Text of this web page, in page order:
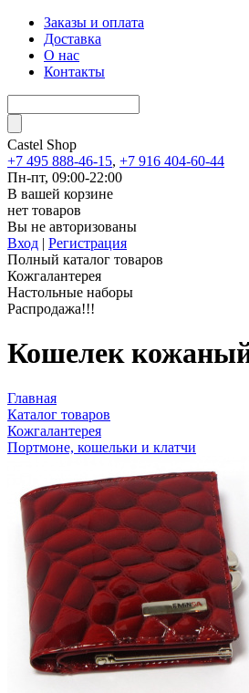
Заказы и оплата
Доставка
О нас
Контакты
Castel Shop
+7 495 888-46-15, +7 916 404-60-44
Пн-пт, 09:00-22:00
В вашей корзине
нет товаров
Вы не авторизованы
Вход | Регистрация
Полный каталог товаров
Кожгалантерея
Настольные наборы
Распродажа!!!
Кошелек
Главная
Каталог товаров
Кожгалантерея
Портмоне, кошельки и клатчи